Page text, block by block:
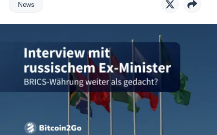
News